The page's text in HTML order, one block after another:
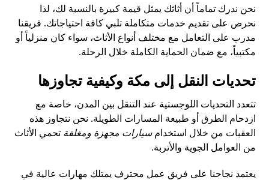
نحن ندرك تماماً أن أثاثك يمثل قيمة كبيرة بالنسبة لك، لذا
نحرص على تقديم خدمات متكاملة تلبي كافة احتياجاتك. فريقنا
مدرب على التعامل مع مختلف أنواع الأثاث، سواء كان منزلياً أو
مكتبياً، مع ضمان الحماية الكاملة خلال الرحلة.
تحديات النقل إلى مكة وكيفية تجاوزها
تتعدد التحديات اللوجستية عند التنقل بين المدن، خاصة مع
ازدحام الطرق أو طبيعة المسارات الطويلة. نحن نتجاوز هذه
العقبات من خلال استخدامسيارات مجهزة ومغلقة تحمي الأثاث
من العوامل الجوية والأتربة.
يعتمد نجاحنا على فريق عمل محترف يمتلك مهارات عالية في